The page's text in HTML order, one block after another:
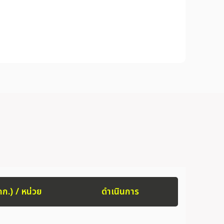
.) / หน่วย ดำเนินการ